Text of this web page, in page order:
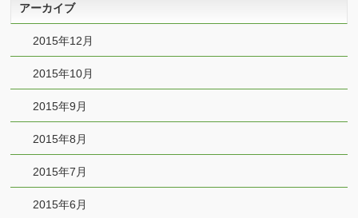
アーカイブ
2015年12月
2015年10月
2015年9月
2015年8月
2015年7月
2015年6月